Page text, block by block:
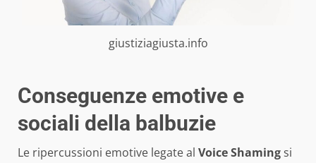
giustiziagiusta.info
Conseguenze emotive e
sociali della balbuzie
Le ripercussioni emotive legate al Voice Shamingsi